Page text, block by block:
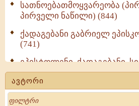
სათნოებათმოყვარეობა
პირველი ნაწილი) (844)
ქადაგებანი გაბრიელ
(741)
ეპისტოლენი, ქადაგებანი,
(723)
მოძღვრის ძალზე
მრევლისათვის (545)
ავტორი
Search